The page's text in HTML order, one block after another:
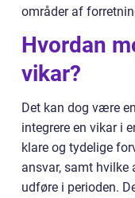
områder af
Hvordan
vikar?
Det kan dog være
integrere en vikar i
klare og tydelige
ansvar, samt hvilke
udføre i perioden.